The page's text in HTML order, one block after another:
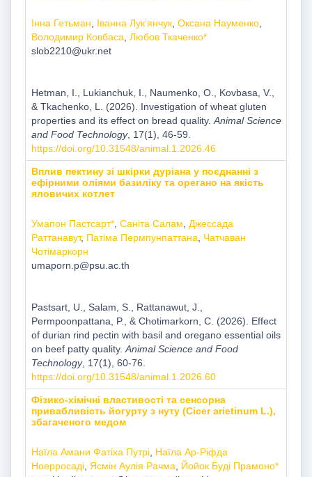
Інна Гетьман Іванна Лук’янчук, Оксана Науменко,
Володимир Ковбаса Любов Ткаченко*
slob2210@ukr.net
Hetman, I., Lukianchuk, I., Naumenko, O., Kovbasa, V.,
& Tkachenko, L. (2026). Investigation of wheat gluten
properties and its effect on bread quality. Animal Science
and Food Technology, 17(1), 46-59.
https://doi.org/10.31548/animal.1.2026.46
Вплив пектину зі шкірки дуріана у поєднанні з
ефірними оліями базиліку та орегано на якість
яловичих котлет
Умапон Пастсарт*, Саніта Салам
Джессада
Раттанавут, Патіма Пермпунпаттана
Чатчаван
Чотімаркорн
umaporn.p@psu.ac.th
Pastsart, U., Salam, S., Rattanawut, J.,
Permpoonpattana, P., & Chotimarkorn, C. (2026). Effect
of durian rind pectin with basil and oregano essential oils
on beef patty quality. Animal Science and Food
Technology, 17(1), 60-76.
https://doi.org/10.31548/animal.1.2026.60
Фізико-хімічні властивості та сенсорна
привабливість йогурту з нуту (Cicer arietinum L.),
збагаченого медом
Наїла Амани Фатіха Путрі, Наїла Ар-Ріфда
Ноерросаді, Ясмін Аулія Рачма
Йойок Буді Прамоно*